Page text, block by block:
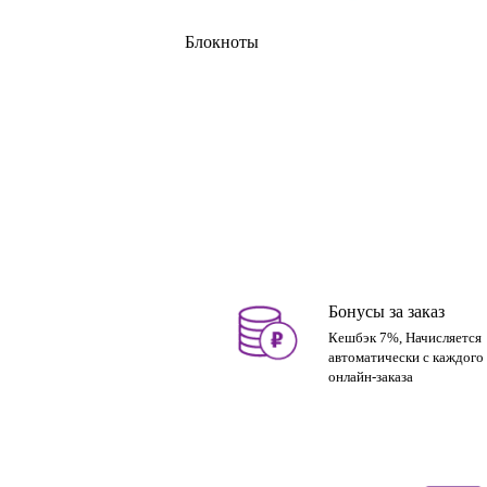
Блокноты
Бонусы за заказ
Кешбэк 7%, Начисляется
автоматически с каждого
онлайн-заказа